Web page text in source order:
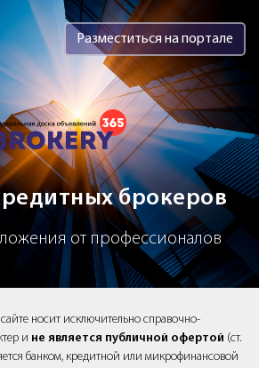
кредитных
Разместиться на портале
брокеров
от профессионалов
носит исключительно справочно-
и не является публичной офертой (ст.
банком, кредитной или микрофинансовой